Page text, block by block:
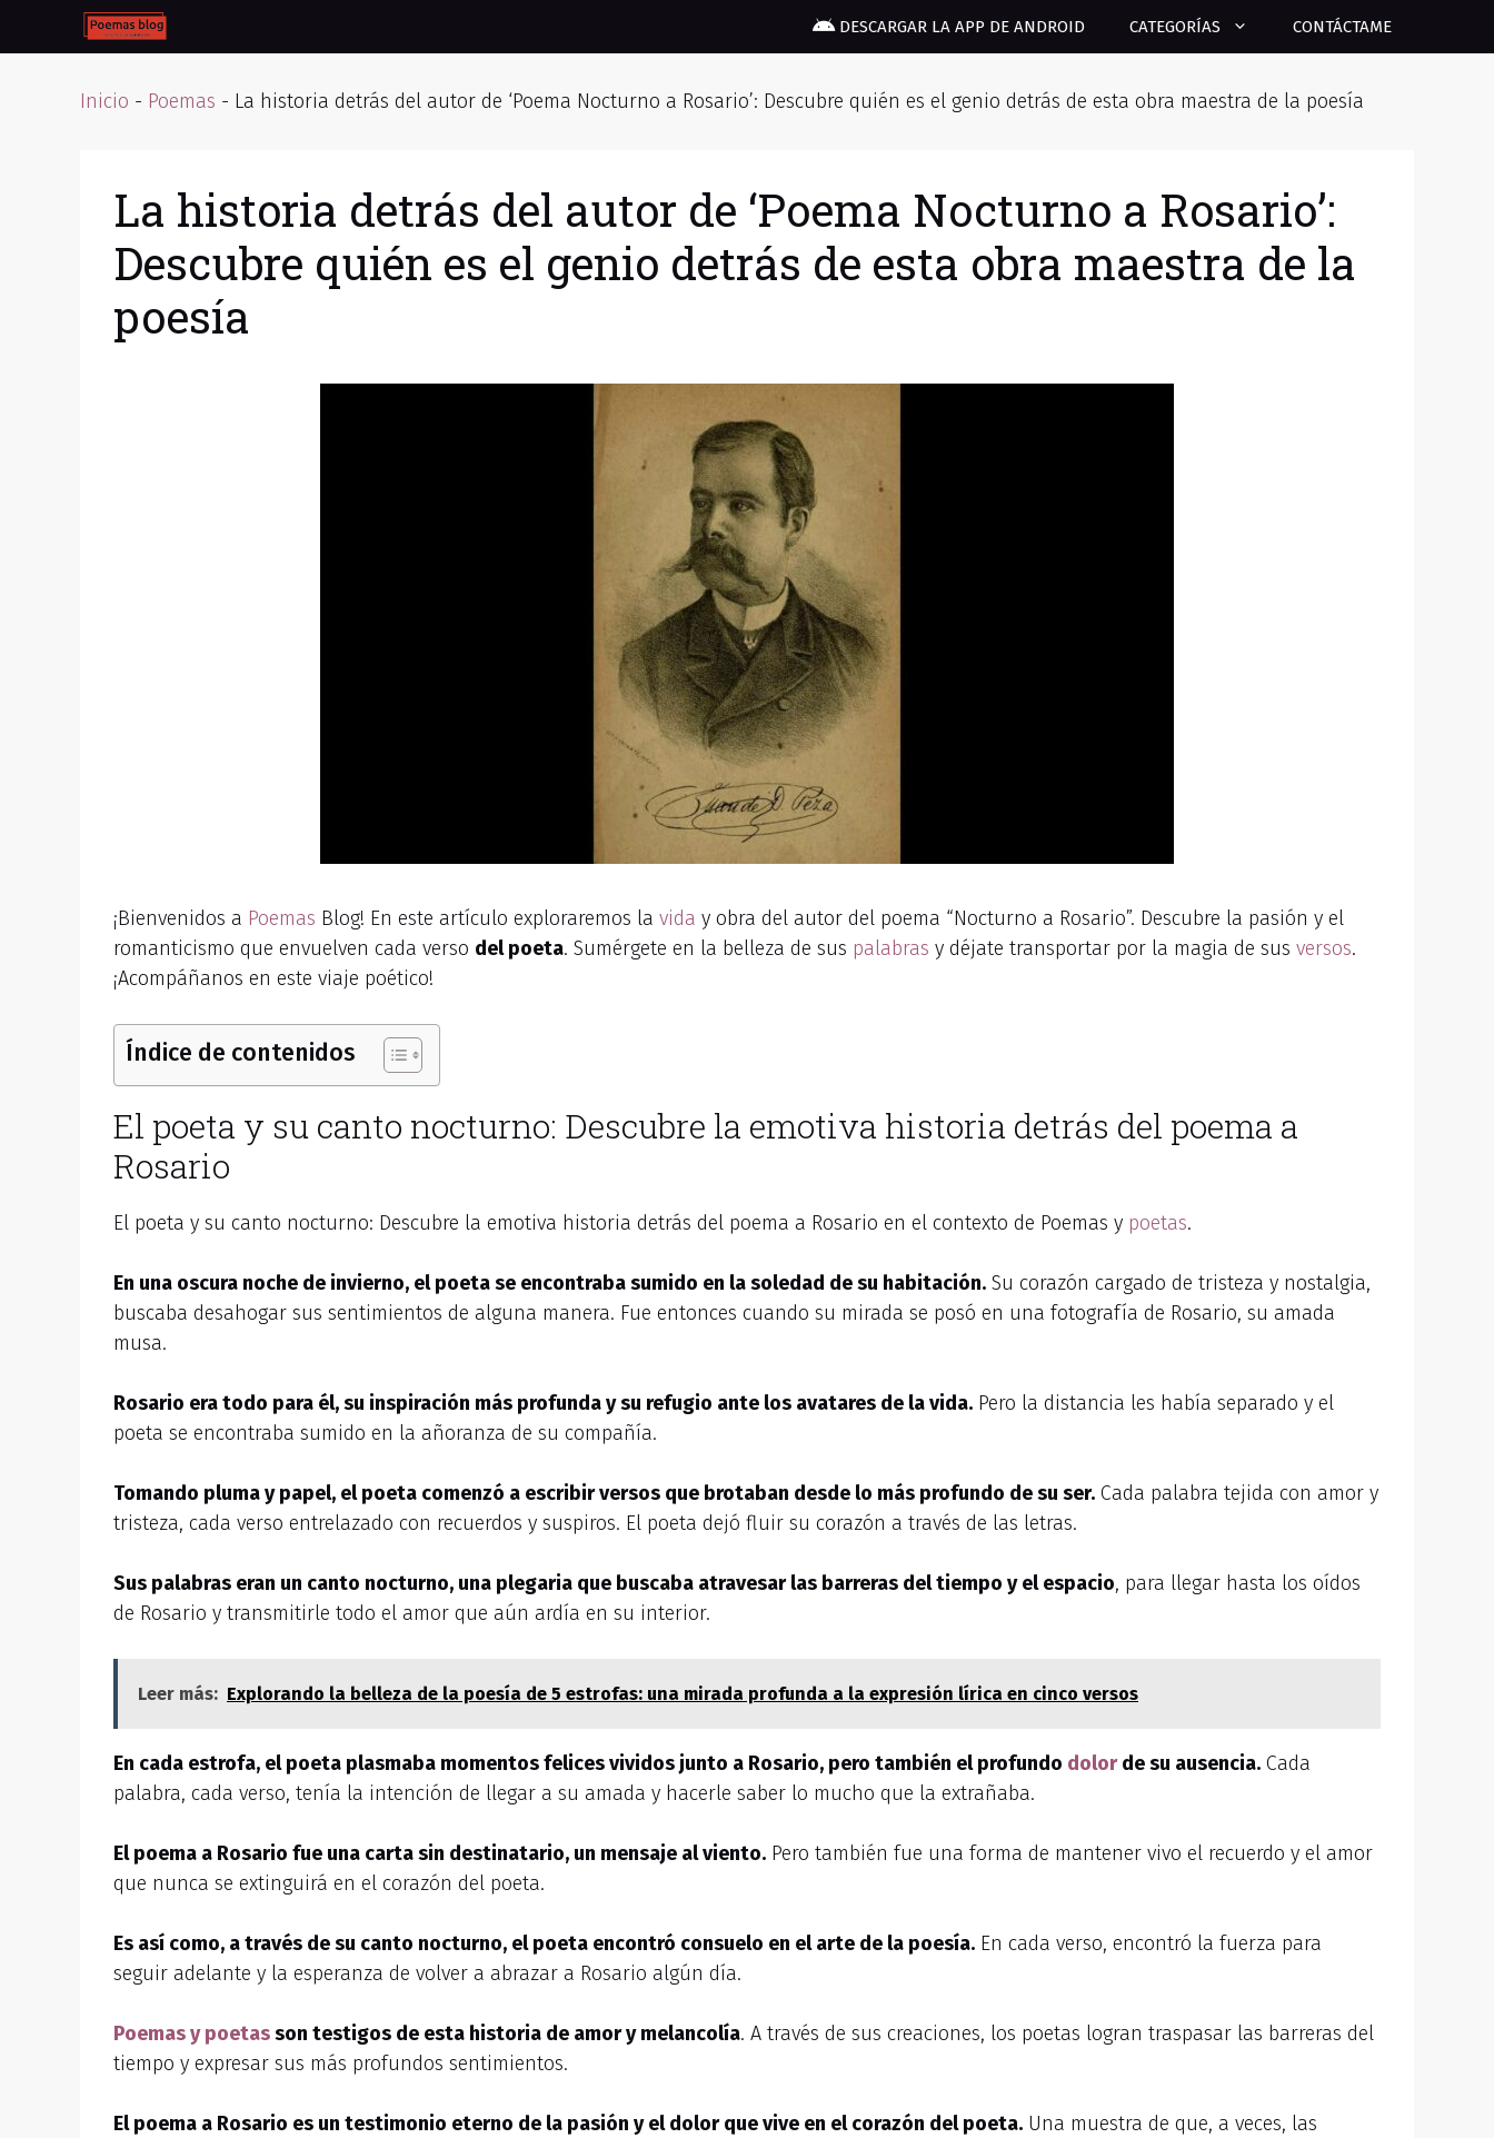
DESCARGAR LA APP DE ANDROID CATEGORÍAS CONTÁCTAME
Inicio - Poemas - La historia detrás del autor de ‘Poema Nocturno a Rosario’: Descubre quién es el genio detrás de esta obra maestra de la poesía
La historia detrás del autor de ‘Poema Nocturno a Rosario’:
Descubre quién es el genio detrás de esta obra maestra de la
poesía
¡Bienvenidos a Poemas Blog! En este artículo exploraremos la vida y obra del autor del poema “Nocturno a Rosario”. Descubre la pasión y el
romanticismo que envuelven cada verso del poeta. Sumérgete en la belleza de sus palabras y déjate transportar por la magia de sus versos.
¡Acompáñanos en este viaje poético!
Índice de contenidos
El poeta y su canto nocturno: Descubre la emotiva historia detrás del poema a
Rosario
El poeta y su canto nocturno: Descubre la emotiva historia detrás del poema a Rosario en el contexto de Poemas y poetas.
En una oscura noche de invierno, el poeta se encontraba sumido en la soledad de su habitación. Su corazón cargado de tristeza y nostalgia,
buscaba desahogar sus sentimientos de alguna manera. Fue entonces cuando su mirada se posó en una fotografía de Rosario, su amada
musa.
Rosario era todo para él, su inspiración más profunda y su refugio ante los avatares de la vida. Pero la distancia les había separado y el
poeta se encontraba sumido en la añoranza de su compañía.
Tomando pluma y papel, el poeta comenzó a escribir versos que brotaban desde lo más profundo de su ser. Cada palabra tejida con amor y
tristeza, cada verso entrelazado con recuerdos y suspiros. El poeta dejó fluir su corazón a través de las letras.
Sus palabras eran un canto nocturno, una plegaria que buscaba atravesar las barreras del tiempo y el espacio, para llegar hasta los oídos
de Rosario y transmitirle todo el amor que aún ardía en su interior.
Leer más: Explorando la belleza de la poesía de 5 estrofas: una mirada profunda a la expresión lírica en cinco versos
En cada estrofa, el poeta plasmaba momentos felices vividos junto a Rosario, pero también el profundo dolorde su ausencia. Cada
palabra, cada verso, tenía la intención de llegar a su amada y hacerle saber lo mucho que la extrañaba.
El poema a Rosario fue una carta sin destinatario, un mensaje al viento. Pero también fue una forma de mantener vivo el recuerdo y el amor
que nunca se extinguirá en el corazón del poeta.
Es así como, a través de su canto nocturno, el poeta encontró consuelo en el arte de la poesía. En cada verso, encontró la fuerza para
seguir adelante y la esperanza de volver a abrazar a Rosario algún día.
Poemas y poetasson testigos de esta historia de amor y melancolía. A través de sus creaciones, los poetas logran traspasar las barreras del
tiempo y expresar sus más profundos sentimientos.
El poema a Rosario es un testimonio eterno de la pasión y el dolor que vive en el corazón del poeta. Una muestra de que, a veces, las